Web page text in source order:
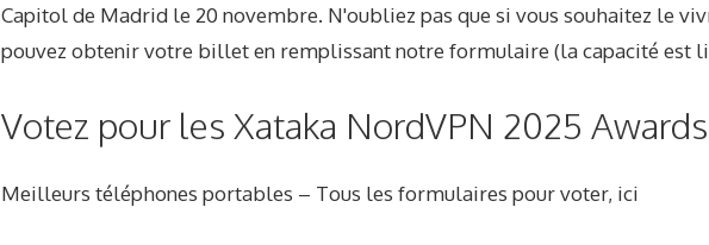
Capitol de Madrid le 20 novembre. N'oubliez pas que si vous souhaitez le
pouvez obtenir votre billet en remplissant notre formulaire (la capacité est
Votez pour les Xataka NordVPN 2025 Awards
Meilleurs téléphones portables – Tous les formulaires pour voter, ici